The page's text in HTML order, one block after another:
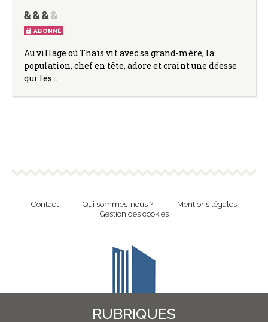
ABONNÉ
Au village où Thaïs vit avec sa grand-mère, la
population, chef en tête, adore et craint une déesse
qui les…
RUBRIQUES
Contact Qui sommes-nous ?
Mentions légales
Gestion des cookies
Revue en ligne de l'Union Nationale Culture et Bibliothèques Pour Tous